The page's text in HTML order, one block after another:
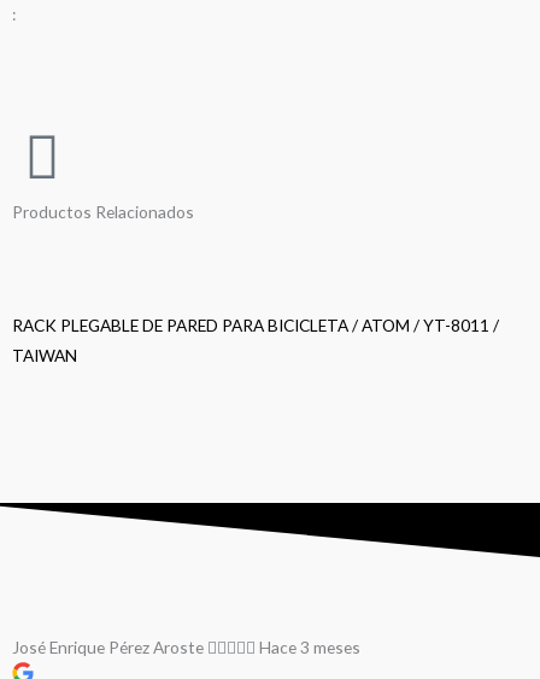
:
Productos Relacionados
RACK PLEGABLE DE PARED PARA BICICLETA / ATOM / YT-8011 /
TAIWAN
José Enrique Pérez Aroste Hace 3 meses